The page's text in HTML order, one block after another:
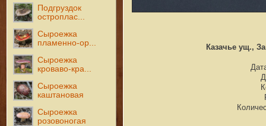
Подгруздок
остроплас...
Сыроежка
пламенно-ор...
Сыроежка
кроваво-кра...
Сыроежка
каштановая
Сыроежка
розовоногая
Казачье ущ.,